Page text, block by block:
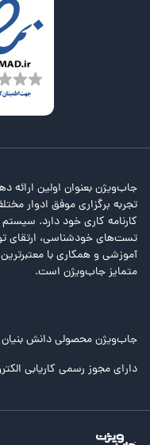
جاب‌ویژن بعنوان اولین ارائه
تجربه برگزاری موفق ادوار
کارنامه کاری خود دارد. سیستم
تست‌های خودشناسی، ارتقای
آموزشی و همکاری با
متمایز جاب‌ویژن است.
جاب‌ویژن محصولی دانش
دارای مجوز رسمی کاریابی